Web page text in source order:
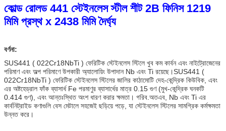
কোল্ড রোলড 441 স্টেইনলেস স্টীল শীট 2B ফিনিস 1219
মিমি প্রস্থ x 2438 মিমি দৈর্ঘ্য
বর্ণনা:
SUS441 ( 022Cr18NbTi ) ফেরিটিক স্টেইনলেস স্টিলে খুব কম কার্বন এবং নাইট্রোজেনের
পরিমাণ এবং অল্প পরিমাণে উপকারী অ্যালোয়িং উপাদান Nb এবং Ti রয়েছে।SUS441 (
022Cr18NbTi ) ফেরিটিক স্টেইনলেস স্টিলের জালির কাঠামোটি দেহ-কেন্দ্রিক কিউবিক, এবং
এর অষ্টহেড্রাল ফাঁক ব্যাসার্ধ Fe পরমাণুর ব্যাসার্ধের মাত্র 0.15 গুণ (মুখ-কেন্দ্রিক ঘনকটি
0.414 গুণ), এবং আন্তঃস্থিত অংশ ধারণ করার ক্ষমতা। গরিব.অতএব, Nb এবং Ti এর
কার্বনিট্রাইড কণাগুলি বেস মেটালে সহজেই ছড়িয়ে পড়ে, যা স্টেইনলেস স্টিলের সামগ্রিক কর্মক্ষমতা
উন্নত করে।